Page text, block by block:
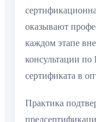
оказывают
каждом этапе
консультации по
сертификата в
Практика